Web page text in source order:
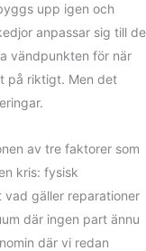
upp igen och
anpassar sig till de
vändpunkten för när
på riktigt. Men det
av tre faktorer som
kris: fysisk
vad gäller reparationer
där ingen part ännu
där vi redan